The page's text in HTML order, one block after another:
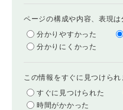
ページの構成や内容、表現
分かりやすかった
分かりにくかった
この情報をすぐに見つけられ
すぐに見つけられた
時間がかかった